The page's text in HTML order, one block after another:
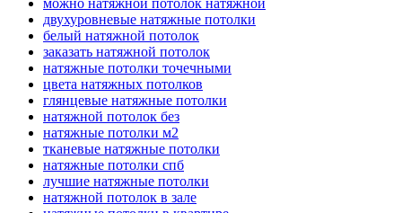
двухуровневые натяжные потолки
белый натяжной потолок
заказать натяжной потолок
натяжные потолки точечными
цвета натяжных потолков
глянцевые натяжные потолки
натяжной потолок без
натяжные потолки м2
тканевые натяжные потолки
натяжные потолки спб
лучшие натяжные потолки
натяжной потолок в зале